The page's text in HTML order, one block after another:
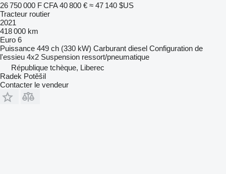
26 750 000 F CFA 40 800 € ≈ 47 140 $US
Tracteur routier
2021
418 000 km
Euro 6
Puissance 449 ch (330 kW) Carburant diesel Configuration de
l'essieu 4x2 Suspension ressort/pneumatique
République tchèque, Liberec
Radek Potěšil
Contacter le vendeur